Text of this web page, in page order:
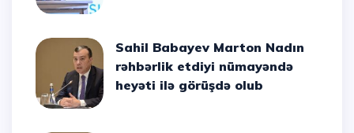
Sahil Babayev Marton Nadın
rəhbərlik etdiyi nümayəndə
heyəti ilə görüşdə olub